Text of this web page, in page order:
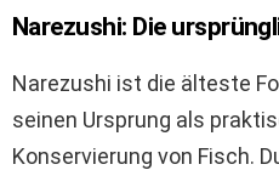
Narezushi: Die
Narezushi ist die älteste
seinen Ursprung als
Konservierung von Fisch.